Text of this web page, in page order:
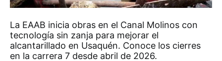
La EAAB inicia obras en el Canal Molinos con
tecnología sin zanja para mejorar el
alcantarillado en Usaquén. Conoce los cierres
en la carrera 7 desde abril de 2026.